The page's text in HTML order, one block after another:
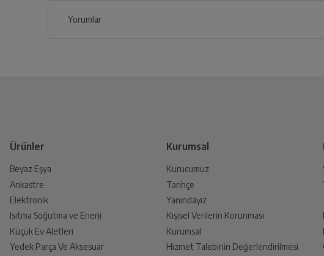
Genel Özellikler
iklim Sınıfı
Ürünü Yetkili Servise Teslim Edin
Ürünü eksiksiz ve hasarsız olarak faturası ile birlikte
Yorumlar
Ürünler
Beyaz Eşya
Ankastre
Elektronik
Isıtma Soğutma ve Enerji
Küçük Ev Aletleri
Yedek Parça Ve Aksesuar
Kurumsal
Kurucumuz
Tarihçe
Yanındayız
Kişisel Verilerin Korunması
Kurumsal
Hizmet Talebinin Değerlendirilmesi